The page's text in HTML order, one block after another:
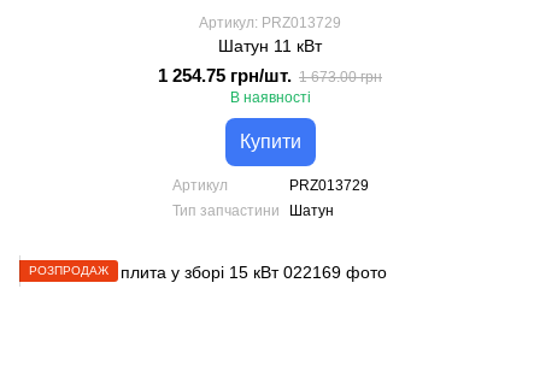
Артикул: PRZ013729
Шатун 11 кВт
1 254.75 грн/шт. 1 673.00 грн
В наявності
Купити
Артикул
PRZ013729
Тип запчастини
Шатун
РОЗПРОДАЖ